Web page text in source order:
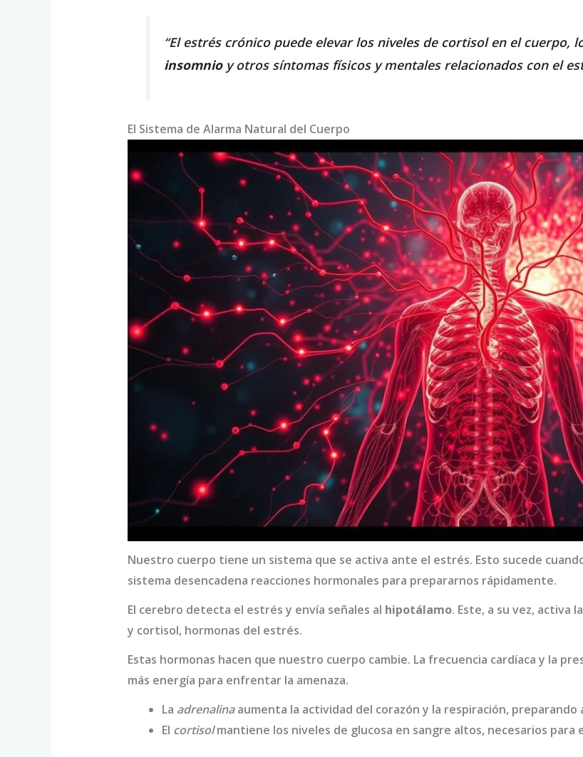
“El estrés crónico puede elevar los niveles de cortisol en el cuerpo,
insomnioy otros síntomas físicos y mentales relacionados con el
El Sistema de Alarma Natural del Cuerpo
Nuestro cuerpo tiene un sistema que se activa ante el estrés. Esto sucede
sistema desencadena reacciones hormonales para prepararnos rápidamente.
El cerebro detecta el estrés y envía señales al hipotálamo. Este, a su vez, activa
y cortisol, hormonas del estrés.
Estas hormonas hacen que nuestro cuerpo cambie. La frecuencia cardíaca y la
más energía para enfrentar la amenaza.
La adrenalinaaumenta la actividad del corazón y la respiración, preparando
El cortisolmantiene los niveles de glucosa en sangre altos, necesarios